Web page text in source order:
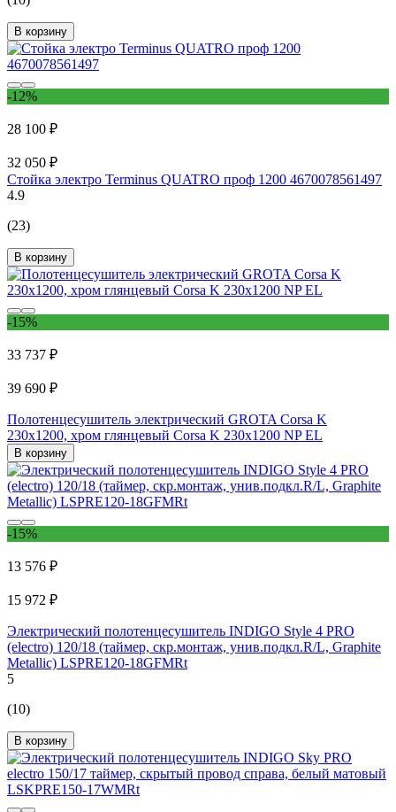
В корзину
-12%
28 100 ₽
32 050 ₽
Стойка электро Terminus QUATRO проф 1200 4670078561497
4.9
(23)
В корзину
-15%
33 737 ₽
39 690 ₽
Полотенцесушитель электрический GROTA Corsa K
230x1200, хром глянцевый Corsa K 230х1200 NP EL
В корзину
-15%
13 576 ₽
15 972 ₽
Электрический полотенцесушитель INDIGO Style 4 PRO
(electro) 120/18 (таймер, скр.монтаж, унив.подкл.R/L, Graphite
Metallic) LSPRE120-18GFMRt
5
(10)
В корзину